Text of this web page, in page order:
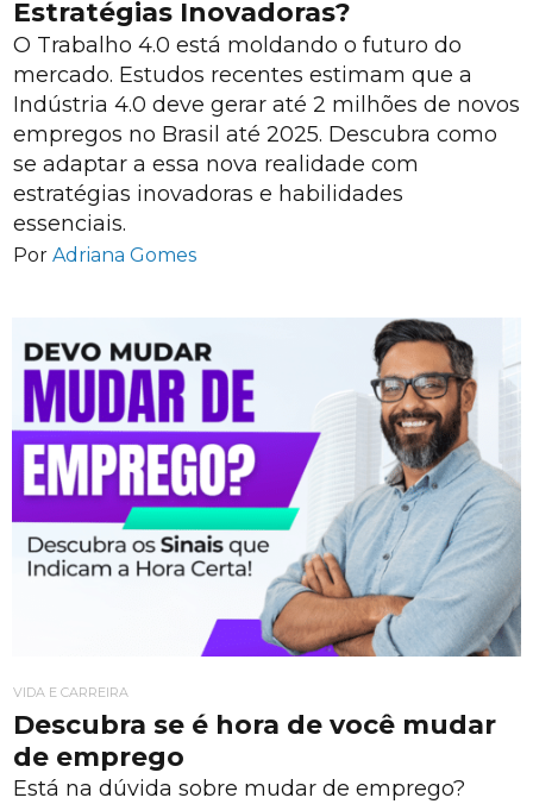
Estratégias Inovadoras?
O Trabalho 4.0 está moldando o futuro do
mercado. Estudos recentes estimam que a
Indústria 4.0 deve gerar até 2 milhões de novos
empregos no Brasil até 2025. Descubra como
se adaptar a essa nova realidade com
estratégias inovadoras e habilidades
essenciais.
Por Adriana Gomes
VIDA E CARREIRA
Descubra se é hora de você mudar
de emprego
Está na dúvida sobre mudar de emprego?